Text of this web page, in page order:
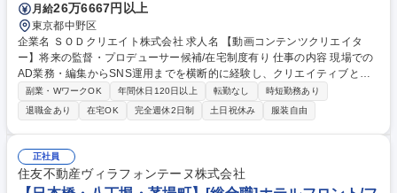
月給26万6667円以上
東京都中野区
企業名 ＳＯＤクリエイト株式会社 求人名 【動画コンテンツクリエイタ
ー】将来の監督・プロデューサー候補/在宅制度有り 仕事の内容 現場での
AD業務・編集からSNS運用までを横断的に経験し、クリエイティブとマ
ーケティングの両視点を持つ「次世代のヒットメーカー」を目指していた
だきます。以下業務詳細となります。 ■制作実務： AD業務（現場サポー
ト）、撮影、動画編集（本編・PR用など）。 ■デジタル運用： SNS運
用、およびそれに付随するマーケティング施策の実行。 ■研修期間： 入社
後約3ヶ月間はジョブローテーションを実施。制作の「いろは」と、コン
テンツを届けるための「運用」の両方を深く理解していただきます。 募集
職種 【動画コンテンツクリエイター】将来の監督・プロデューサー候補/
副業・WワークOK 年間休日120日以上 転勤なし
時短勤務あり
退職金あり
在宅OK 完全週休2日制 土日祝休み 服装自由
正社員
住友不動産ヴィラフォンテーヌ株式会社